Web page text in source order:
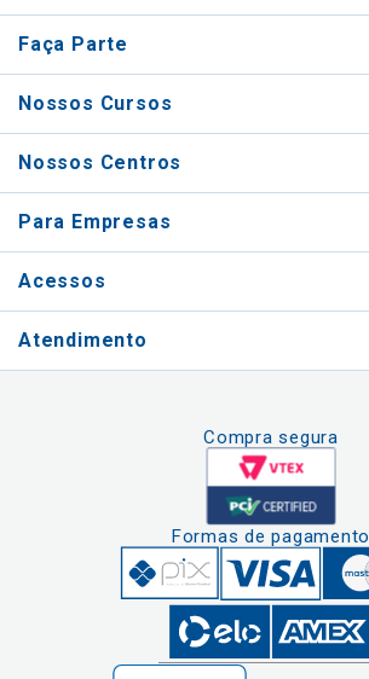
Faça Parte
Nossos Cursos
Nossos Centros
Para Empresas
Acessos
Atendimento
Compra segura
Formas de pagamento